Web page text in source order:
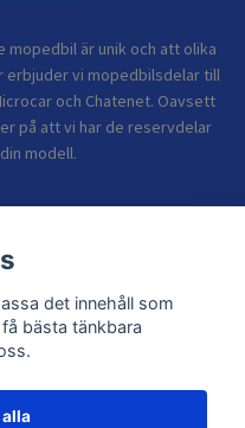
är unik och att olika
erbjuder vi mopedbilsdelar till
och Chatenet. Oavsett
på att vi har de reservdelar
modell.
det innehåll som
bästa tänkbara